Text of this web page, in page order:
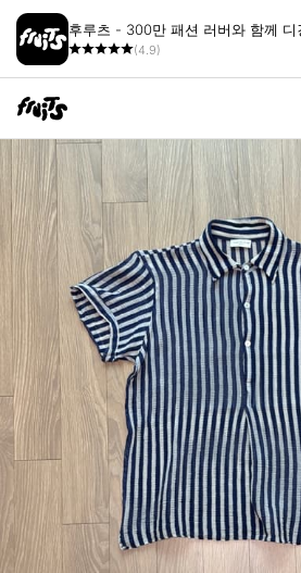
후루츠 - 300만 패션 러버와 함께 디
(4.9)